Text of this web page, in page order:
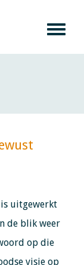
uitgewerkt
de blik weer
op die
visie op